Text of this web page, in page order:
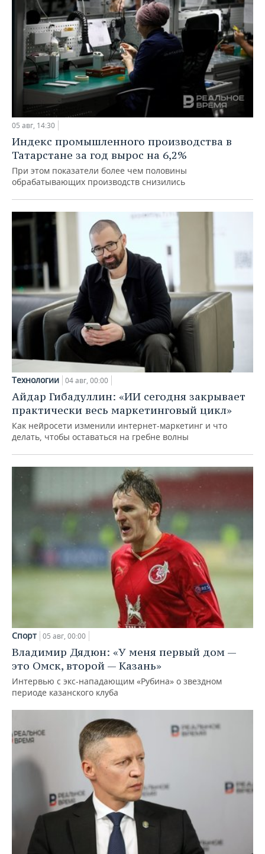
05 авг, 14:30
Индекс промышленного производства в
Татарстане за год вырос на 6,2%
При этом показатели более чем половины
обрабатывающих производств снизились
Технологии 04 авг, 00:00
Айдар Гибадуллин: «ИИ сегодня закрывает
практически весь маркетинговый цикл»
Как нейросети изменили интернет-маркетинг и что
делать, чтобы оставаться на гребне волны
Спорт 05 авг, 00:00
Владимир Дядюн: «У меня первый дом —
это Омск, второй — Казань»
Интервью с экс-нападающим «Рубина» о звездном
периоде казанского клуба